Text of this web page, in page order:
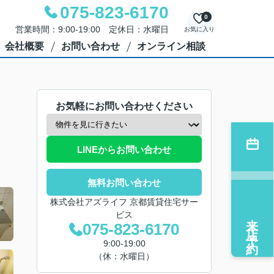
075-823-6170
営業時間：9:00-19:00 定休日：水曜日 お気に入り
0
会社概要 お問い合わせ オンライン相談
お気軽にお問い合わせください
LINEからお問い合わせ
無料お問い合わせ
株式会社アズライフ 京都賃貸住宅サー
ビス
075-823-6170
9:00-19:00
（休：水曜日）
来店予約